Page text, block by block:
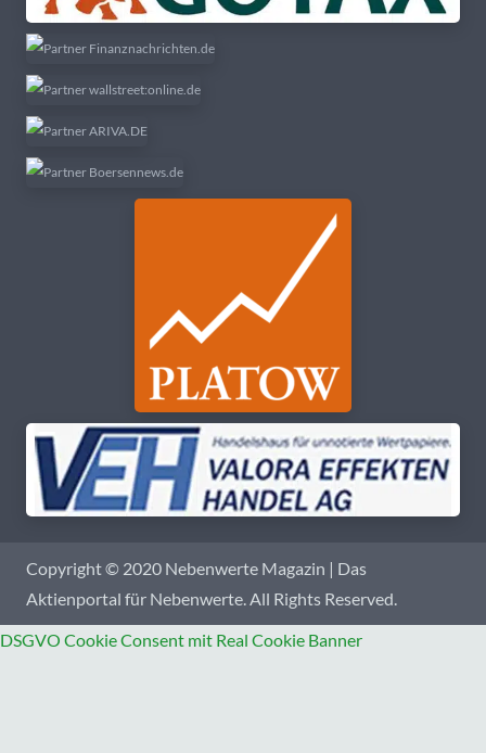
Copyright © 2020 Nebenwerte Magazin | Das
Aktienportal für Nebenwerte. All Rights Reserved.
DSGVO Cookie Consent mit Real Cookie Banner